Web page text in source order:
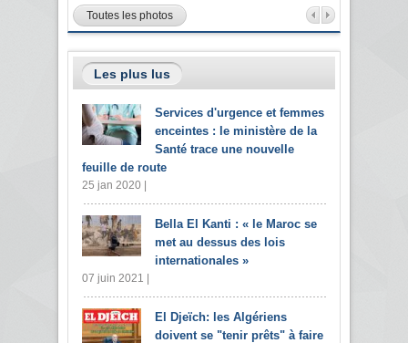
Toutes les photos
Les plus lus
Services d'urgence et femmes
enceintes : le ministère de la
Santé trace une nouvelle
feuille de route
25 jan 2020 |
Bella El Kanti : « le Maroc se
met au dessus des lois
internationales »
07 juin 2021 |
El Djeïch: les Algériens
doivent se "tenir prêts" à faire